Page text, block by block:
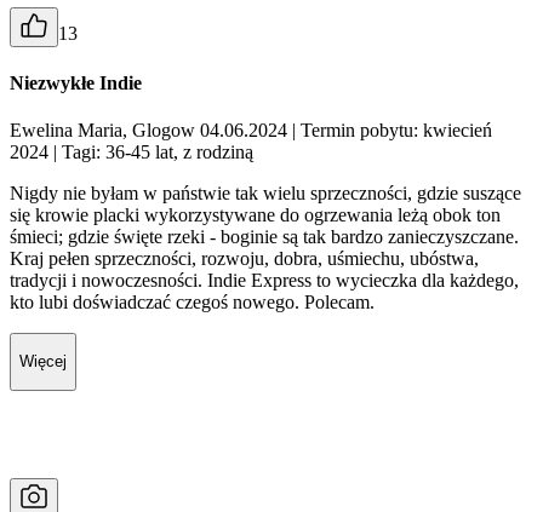
13
Niezwykłe Indie
Ewelina Maria, Glogow 04.06.2024 | Termin pobytu: kwiecień
2024 | Tagi: 36-45 lat, z rodziną
Nigdy nie byłam w państwie tak wielu sprzeczności, gdzie suszące
się krowie placki wykorzystywane do ogrzewania leżą obok ton
śmieci; gdzie święte rzeki - boginie są tak bardzo zanieczyszczane.
Kraj pełen sprzeczności, rozwoju, dobra, uśmiechu, ubóstwa,
tradycji i nowoczesności. Indie Express to wycieczka dla każdego,
kto lubi doświadczać czegoś nowego. Polecam.
Więcej